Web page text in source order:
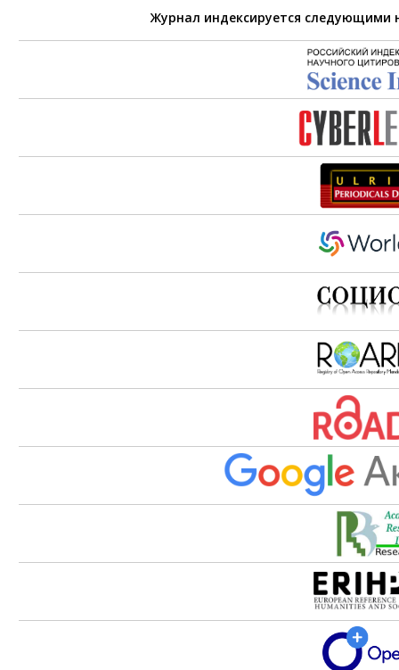
Журнал индексируется